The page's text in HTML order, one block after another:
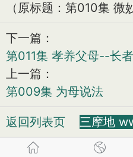
（原标题：第010集 微
下一篇：
第011集 孝养父母--长
上一篇：
第009集 为母说法
返回列表页 三摩地